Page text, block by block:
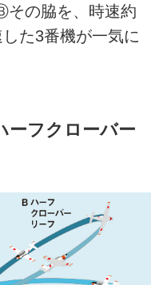
の脇を、時速約
た3番機が一気に
ーフクローバー